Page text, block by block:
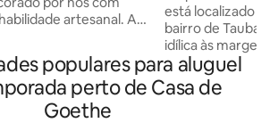
artesanal. A
há barulho para
é um pequeno oásis
oficina de florista,
Os
são bem
está localizado
bairro de
idílica às margens
centro da cidade de
entrada
integrada à sala,
populares para aluguel
perto de Casa de
Goethe